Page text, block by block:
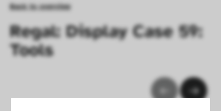
Back to overview
Regal: Display Case 59:
Tools